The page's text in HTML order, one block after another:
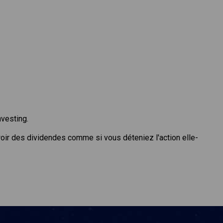
des dividendes comme si vous déteniez l'action elle-